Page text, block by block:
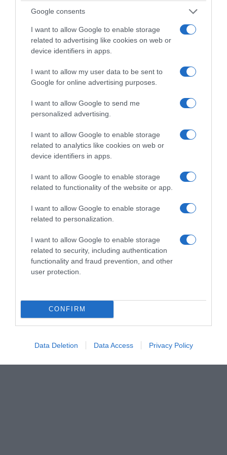
Google consents
I want to allow Google to enable storage
related to advertising like cookies on web or
device identifiers in apps.
I want to allow my user data to be sent to
Google for online advertising purposes.
I want to allow Google to send me
personalized advertising.
I want to allow Google to enable storage
related to analytics like cookies on web or
device identifiers in apps.
I want to allow Google to enable storage
related to functionality of the website or app.
I want to allow Google to enable storage
related to personalization.
I want to allow Google to enable storage
related to security, including authentication
functionality and fraud prevention, and other
user protection.
CONFIRM
Data Deletion Data Access Privacy Policy
Photos : © Julie Mechali/François Bertram/Végafruits| Stylisme : ©
Mots-clés Chocolat Blanc Mirabelles de Lorraine
ÇA PEUT AUSSI VOUS INTÉRESSER